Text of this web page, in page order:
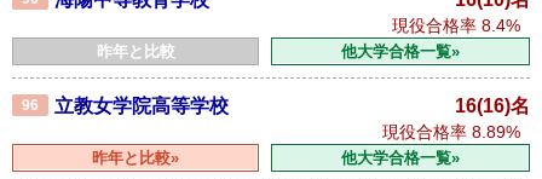
現役合格率 8.4%
昨年と比較 他大学合格一覧»
96 立教女学院高等学校 16(16)名
現役合格率 8.89%
昨年と比較» 他大学合格一覧»